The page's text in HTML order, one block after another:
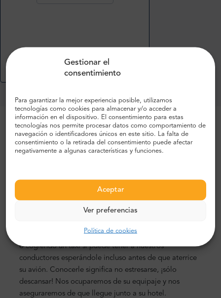
Gestionar el
consentimiento
Para garantizar la mejor experiencia posible, utilizamos
tecnologías como cookies para almacenar y/o acceder a
información en el dispositivo. El consentimiento para estas
tecnologías nos permite procesar datos como comportamiento de
navegación o identificadores únicos en este sitio. La falta de
consentimiento o la retirada del consentimiento puede afectar
negativamente a algunas características y funciones.
Aceptar
Ver preferencias
Política de cookies
Hay un gran aeropuerto en Praga: el aeropuerto Vaclav
Havel. Está situado a unos 15 kilómetros del centro
estricto de la ciudad. Un viaje en coche le llevará unos
autobús o un tranvía, espere 45-60 minutos de viaje
como mínimo. La forma más fácil, rápida y segura de
asegurar su transporte desde o hasta el aeropuerto es
sentido estresarse navegando por el transporte público
o cogiendo un taxi si puede tener a nuestros
conductores esperándole incluso antes de que aterrice
su avión. Conocerle significa no estresarse, ¡sólo
descansar! Nos ocuparemos de su equipaje y nos
aseguraremos de que llegue junto a su hotel.